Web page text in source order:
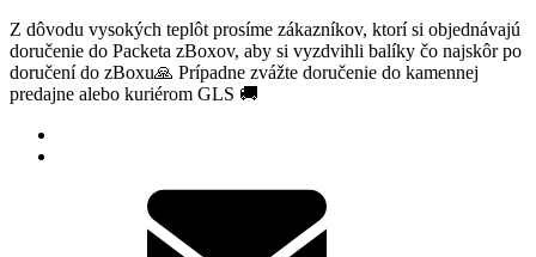
Z dôvodu vysokých teplôt prosíme zákazníkov, ktorí si objednávajú
doručenie do Packeta zBoxov, aby si vyzdvihli balíky čo najskôr po
doručení do zBoxu🙏 Prípadne zvážte doručenie do kamennej
predajne alebo kuriérom GLS 🚚